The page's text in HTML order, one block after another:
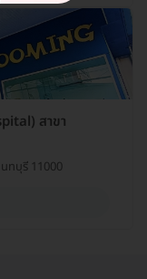
สาขา
ทบุรี 11000